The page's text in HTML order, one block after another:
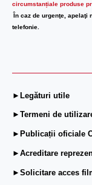
circumstanțiale produse
În caz de urgenţe, apelaţi
telefonie.
►Legături utile
►Termeni de
►Publicații oficiale
►Acreditare
►Solicitare acces